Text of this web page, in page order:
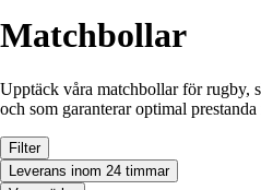
Matchbollar
Upptäck våra matchbollar för rugby,
och som garanterar optimal
Filter
Leverans inom 24 timmar